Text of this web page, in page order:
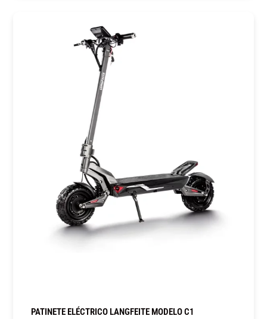
PATINETE ELÉCTRICO LANGFEITE MODELO C1